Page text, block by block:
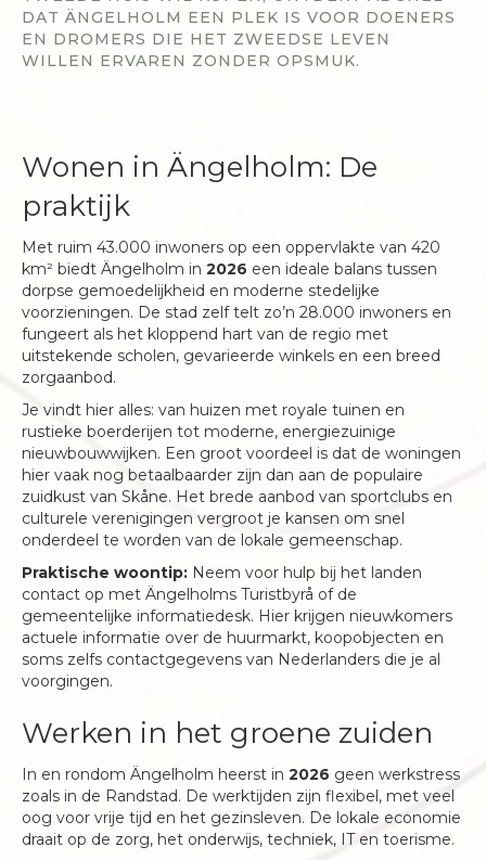
DAT ÄNGELHOLM EEN PLEK IS VOOR DOENERS
EN DROMERS DIE HET ZWEEDSE LEVEN
WILLEN ERVAREN ZONDER OPSMUK.
Wonen in Ängelholm: De
praktijk
Met ruim 43.000 inwoners op een oppervlakte van 420
km² biedt Ängelholm in 2026 een ideale balans tussen
dorpse gemoedelijkheid en moderne stedelijke
voorzieningen. De stad zelf telt zo’n 28.000 inwoners en
fungeert als het kloppend hart van de regio met
uitstekende scholen, gevarieerde winkels en een breed
zorgaanbod.
Je vindt hier alles: van huizen met royale tuinen en
rustieke boerderijen tot moderne, energiezuinige
nieuwbouwwijken. Een groot voordeel is dat de woningen
hier vaak nog betaalbaarder zijn dan aan de populaire
zuidkust van Skåne. Het brede aanbod van sportclubs en
culturele verenigingen vergroot je kansen om snel
onderdeel te worden van de lokale gemeenschap.
Praktische woontip: Neem voor hulp bij het landen
contact op met Ängelholms Turistbyrå of de
gemeentelijke informatiedesk. Hier krijgen nieuwkomers
actuele informatie over de huurmarkt, koopobjecten en
soms zelfs contactgegevens van Nederlanders die je al
voorgingen.
Werken in het groene zuiden
In en rondom Ängelholm heerst in 2026 geen werkstress
zoals in de Randstad. De werktijden zijn flexibel, met veel
oog voor vrije tijd en het gezinsleven. De lokale economie
draait op de zorg, het onderwijs, techniek, IT en toerisme.